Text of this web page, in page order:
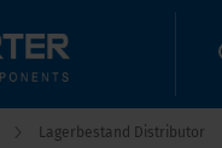
Lagerbestand Distributor